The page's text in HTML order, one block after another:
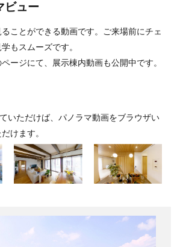
ビュー
ことができる動画です。ご来場前にチェ
もスムーズです。
ージにて、展示棟内動画も公開中です。
いただけば、パノラマ動画をブラウザい
けます。